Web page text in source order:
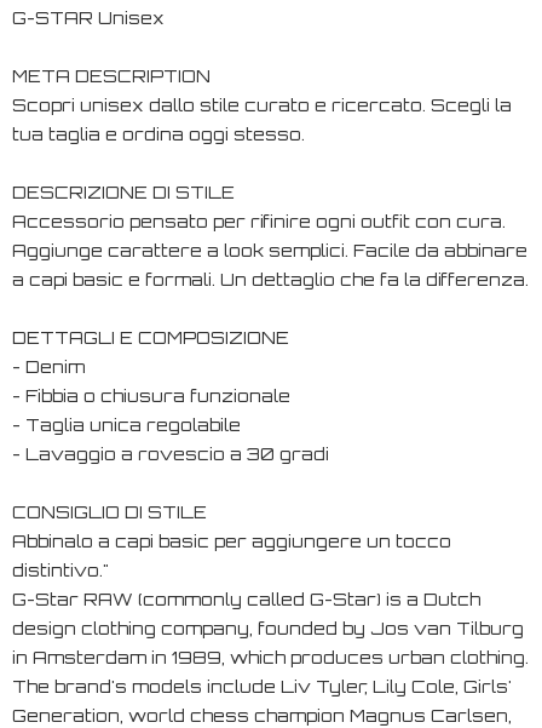
G-STAR Unisex
META DESCRIPTION
Scopri unisex dallo stile curato e ricercato. Scegli la
tua taglia e ordina oggi stesso.
DESCRIZIONE DI STILE
Accessorio pensato per rifinire ogni outfit con cura.
Aggiunge carattere a look semplici. Facile da abbinare
a capi basic e formali. Un dettaglio che fa la differenza.
DETTAGLI E COMPOSIZIONE
- Denim
- Fibbia o chiusura funzionale
- Taglia unica regolabile
- Lavaggio a rovescio a 30 gradi
CONSIGLIO DI STILE
Abbinalo a capi basic per aggiungere un tocco
distintivo."
G-Star RAW (commonly called G-Star) is a Dutch
design clothing company, founded by Jos van Tilburg
in Amsterdam in 1989, which produces urban clothing.
The brand's models include Liv Tyler, Lily Cole, Girls'
Generation, world chess champion Magnus Carlsen,